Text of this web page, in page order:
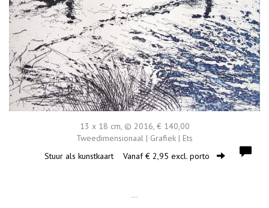
13 x 18 cm, © 2016, € 140,00
Tweedimensionaal | Grafiek | Ets
Stuur als kunstkaart Vanaf € 2,95 excl. porto
...